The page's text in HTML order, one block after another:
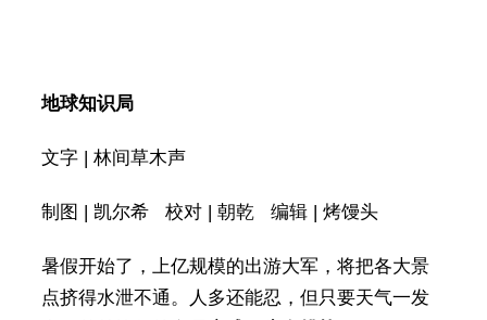
地球知识局
文字 | 林间草木声
制图 | 凯尔希 校对 | 朝乾 编辑 | 烤馒头
暑假开始了，上亿规模的出游大军，将把各大景
点挤得水泄不通。人多还能忍，但只要天气一发